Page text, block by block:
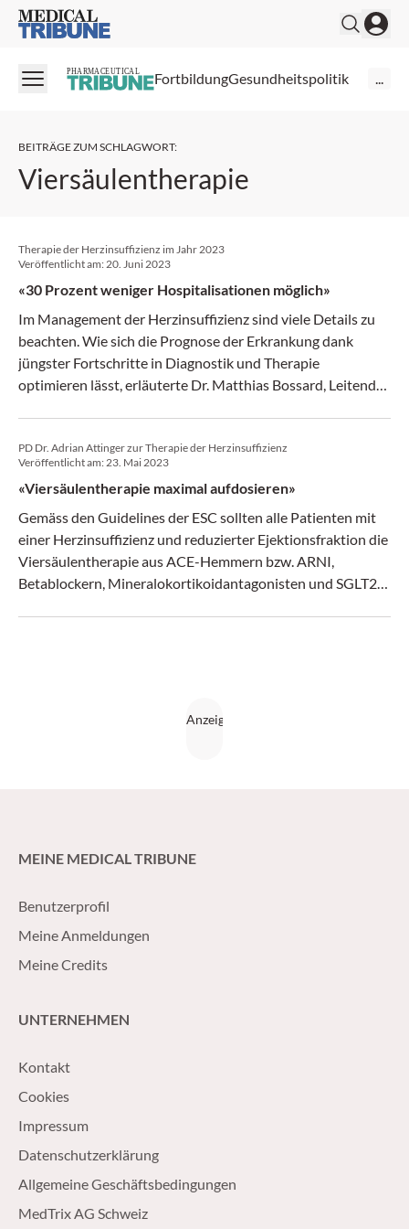
Medical Tribune
PHARMACEUTICAL FortbildungGesundheitspolitik ...
BEITRÄGE ZUM SCHLAGWORT:
Viersäulentherapie
Therapie der Herzinsuffizienz im Jahr 2023
Veröffentlicht am: 20. Juni 2023
«30 Prozent weniger Hospitalisationen möglich»
Im Management der Herzinsuffizienz sind viele Details zu
beachten. Wie sich die Prognose der Erkrankung dank
jüngster Fortschritte in Diagnostik und Therapie
optimieren lässt, erläuterte Dr. Matthias Bossard, Leitender
PD Dr. Adrian Attinger zur Therapie der Herzinsuffizienz
Veröffentlicht am: 23. Mai 2023
«Viersäulentherapie maximal aufdosieren»
Gemäss den Guidelines der ESC sollten alle Patienten mit
einer Herzinsuffizienz und reduzierter Ejektionsfraktion die
Viersäulentherapie aus ACE-Hemmern bzw. ARNI,
Betablockern, Mineralokortikoidantagonisten und SGLT2-
MEINE MEDICAL TRIBUNE
Benutzerprofil
Meine Anmeldungen
Meine Credits
UNTERNEHMEN
Kontakt
Cookies
Impressum
Datenschutzerklärung
Allgemeine Geschäftsbedingungen
MedTrix AG Schweiz